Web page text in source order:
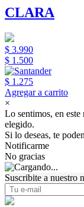
CLARA
$ 3.990
$ 1.500
$ 1.275
Agregar a carrito
×
Lo sentimos, en
elegido.
Si lo deseas, te
Notificarme
No gracias
Suscribite a nuestro